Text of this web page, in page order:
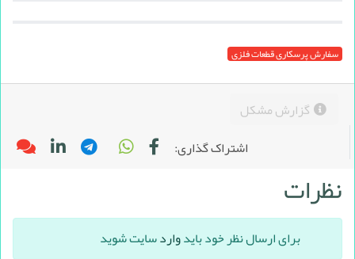
سفارش پرسکاری قطعات فلزی
گزارش مشکل
اشتراک گذاری:
نظرات
برای ارسال نظر خود بایدواردسایت شوید